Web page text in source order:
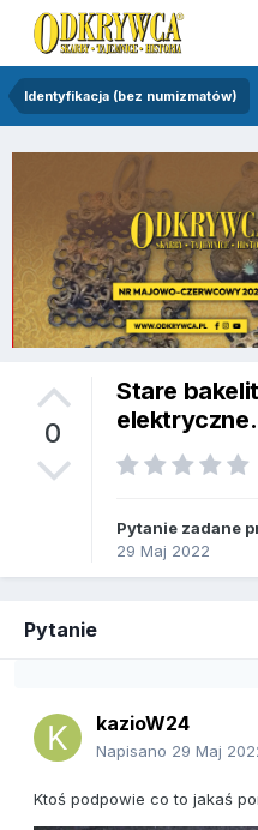
Identyfikacja (bez numizmatów)
0
Stare
elektryczne.
Pytanie zadane
29 Maj 2022
Pytanie
kazioW24
Napisano 29 Maj
Ktoś podpowie co to jakaś